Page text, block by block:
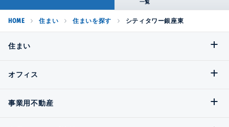
HOME 住まい 住まいを探す シティタワー銀座東
住まい
オフィス
事業用不動産